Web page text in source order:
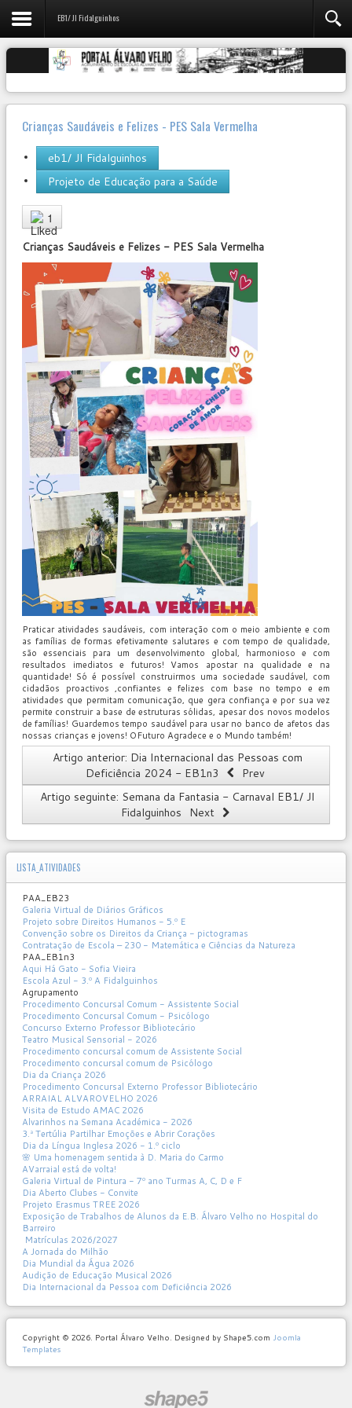
EB1/ JI Fidalguinhos
Crianças Saudáveis e Felizes - PES Sala Vermelha
eb1/ JI Fidalguinhos
Projeto de Educação para a Saúde
Rating:1
Crianças Saudáveis e Felizes - PES Sala Vermelha
Praticar atividades saudáveis, com interação com o meio ambiente e com
as famílias de formas efetivamente salutares e com tempo de qualidade,
são essenciais para um desenvolvimento global, harmonioso e com
resultados imediatos e futuros! Vamos apostar na qualidade e na
quantidade! Só é possível construirmos uma sociedade saudável, com
cidadãos proactivos ,confiantes e felizes com base no tempo e em
atividades que permitam comunicação, que gera confiança e por sua vez
permite construir a base de estruturas sólidas, apesar dos novos modelos
de famílias! Guardemos tempo saudável para usar no banco de afetos das
nossas crianças e jovens! OFuturo Agradece e o Mundo também!
Artigo anterior: Dia Internacional das Pessoas com
Deficiência 2024 - EB1n3
Prev
Artigo seguinte: Semana da Fantasia - Carnaval EB1/ JI
Fidalguinhos Next
LISTA_ATIVIDADES
PAA_EB23
Galeria Virtual de Diários Gráficos
Projeto sobre Direitos Humanos - 5.º E
Convenção sobre os Direitos da Criança - pictogramas
Contratação de Escola – 230 - Matemática e Ciências da Natureza
PAA_EB1n3
Aqui Há Gato - Sofia Vieira
Escola Azul - 3.º A Fidalguinhos
Agrupamento
Procedimento Concursal Comum - Assistente Social
Procedimento Concursal Comum - Psicólogo
Concurso Externo Professor Bibliotecário
Teatro Musical Sensorial - 2026
Procedimento concursal comum de Assistente Social
Procedimento concursal comum de Psicólogo
Dia da Criança 2026
Procedimento Concursal Externo Professor Bibliotecário
ARRAIAL ALVAROVELHO 2026
Visita de Estudo AMAC 2026
Alvarinhos na Semana Académica - 2026
3.ª Tertúlia Partilhar Emoções e Abrir Corações
Dia da Língua Inglesa 2026 - 1.º ciclo
🌸 Uma homenagem sentida à D. Maria do Carmo
AVarraial está de volta!
Galeria Virtual de Pintura - 7º ano Turmas A, C, D e F
Dia Aberto Clubes - Convite
Projeto Erasmus TREE 2026
Exposição de Trabalhos de Alunos da E.B. Álvaro Velho no Hospital do
Barreiro
Matrículas 2026/2027
A Jornada do Milhão
Dia Mundial da Água 2026
Audição de Educação Musical 2026
Dia Internacional da Pessoa com Deficiência 2026
Copyright © 2026. Portal Álvaro Velho. Designed by Shape5.com Joomla
Templates